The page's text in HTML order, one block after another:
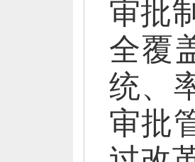
审批
全覆
统、
审批